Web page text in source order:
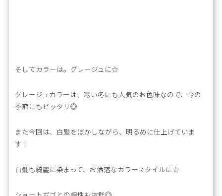
そしてカラーは。グレージュに☆
グレージュカラーは、寒い冬にも人気のお色味なので、今の
季節にもピッタリ◎
また今回は、白髪をぼかしながら、明るめに仕上げていま
す！
白髪も綺麗に染まって、お洒落なカラースタイルに☆